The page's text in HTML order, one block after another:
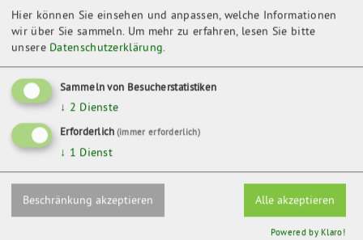
Kontakt
NABU Kreisverband Ilm-Kreis e.V.
Johannisgasse 15
98693 Ilmenau
Hier können Sie einsehen und anpassen, welche Informationen
wir über Sie sammeln. Um mehr zu erfahren, lesen Sie bitte
unsere Datenschutzerklärung.
Sammeln von Besucherstatistiken
↓ 2 Dienste
Erforderlich (immer erforderlich)
↓ 1 Dienst
Beschränkung akzeptieren Alle akzeptieren
Powered by Klaro!